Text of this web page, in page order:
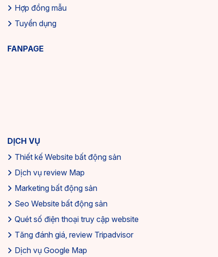
Hợp đồng mẫu
Tuyển dụng
FANPAGE
DỊCH VỤ
Thiết kế Website bất động sản
Dịch vụ review Map
Marketing bất động sản
Seo Website bất động sản
Quét số điện thoại truy cập website
Tăng đánh giá, review Tripadvisor
Dịch vụ Google Map